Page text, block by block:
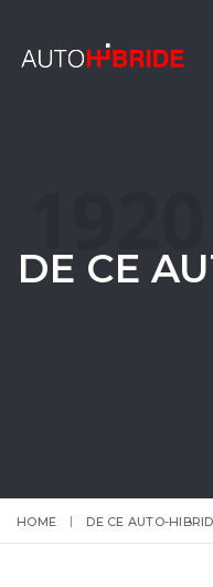
DE CE
HOME DE CE AUTO-